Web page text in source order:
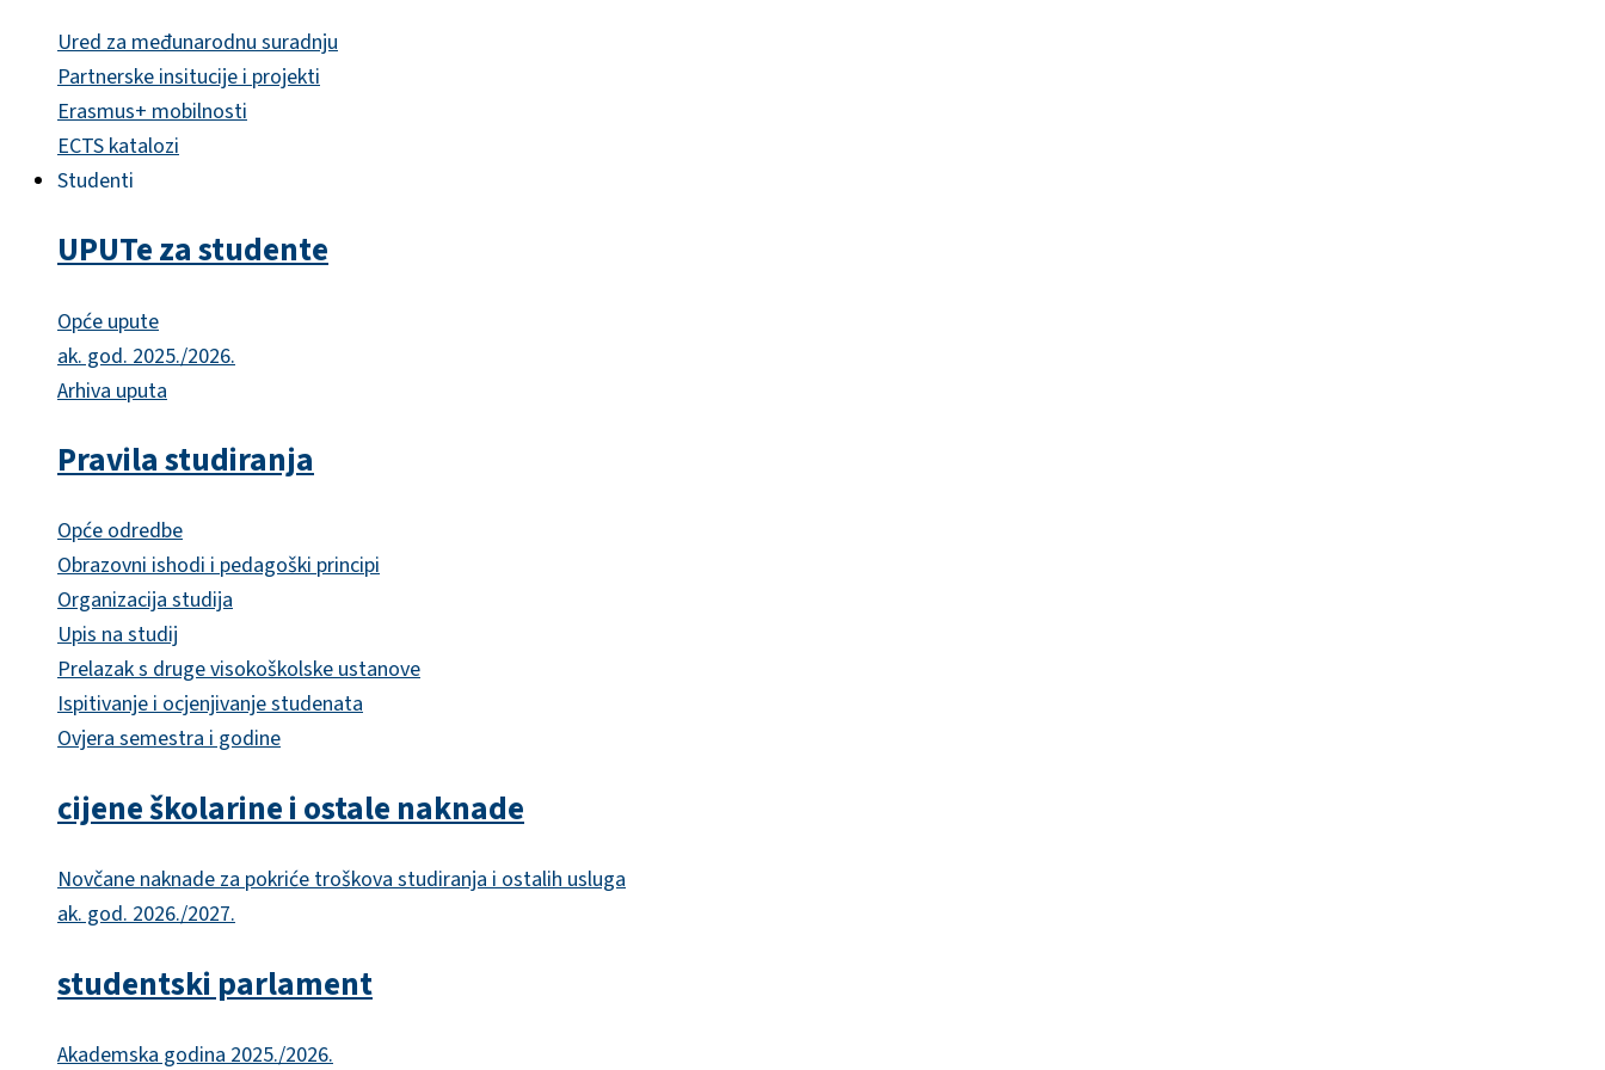
Ured za međunarodnu suradnju
Partnerske insitucije i projekti
Erasmus+ mobilnosti
ECTS katalozi
Studenti
UPUTe za studente
Opće upute
ak. god. 2025./2026.
Arhiva uputa
Pravila studiranja
Opće odredbe
Obrazovni ishodi i pedagoški principi
Organizacija studija
Upis na studij
Prelazak s druge visokoškolske ustanove
Ispitivanje i ocjenjivanje studenata
Ovjera semestra i godine
cijene školarine i ostale naknade
Novčane naknade za pokriće troškova studiranja i ostalih usluga
ak. god. 2026./2027.
studentski parlament
Akademska godina 2025./2026.